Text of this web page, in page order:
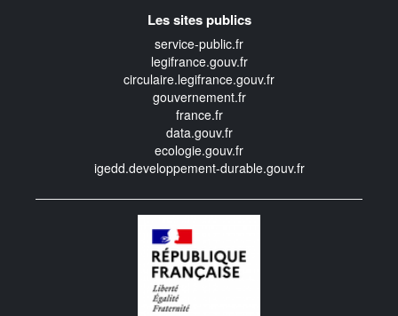
Les sites publics
service-public.fr
legifrance.gouv.fr
circulaire.legifrance.gouv.fr
gouvernement.fr
france.fr
data.gouv.fr
ecologie.gouv.fr
igedd.developpement-durable.gouv.fr